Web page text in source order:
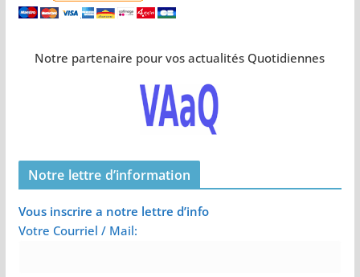
Notre partenaire pour vos actualités Quotidiennes
Notre lettre d’information
Vous inscrire a notre lettre d’info
Votre Courriel / Mail: